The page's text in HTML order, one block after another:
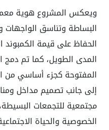
ويعكس المشروع هوية
البساطة وتناسق الواجهات
الحفاظ على قيمة الكمبوند
المدى الطويل، كما تم دمج
المفتوحة كجزء أساسي من
إلى جانب تصميم مداخل
مجتمعية للتجمعات
الخصوصية والحياة